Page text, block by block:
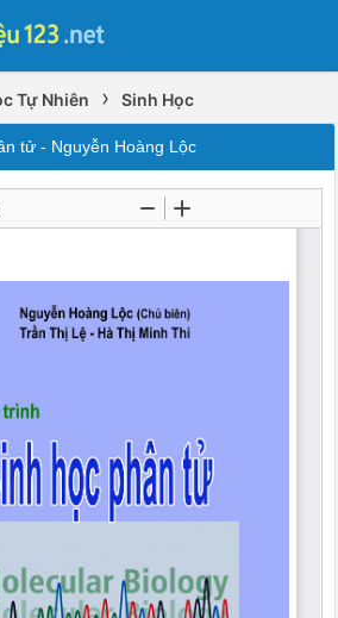
Tự Nhiên › Sinh Học
tử - Nguyễn Hoàng Lộc